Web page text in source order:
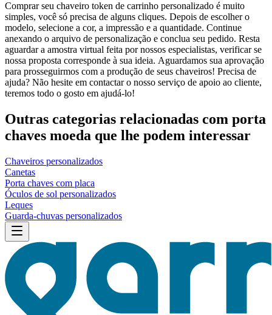
Comprar seu chaveiro token de carrinho personalizado é muito
simples, você só precisa de alguns cliques. Depois de escolher o
modelo, selecione a cor, a impressão e a quantidade. Continue
anexando o arquivo de personalização e conclua seu pedido. Resta
aguardar a amostra virtual feita por nossos especialistas, verificar se
nossa proposta corresponde à sua ideia. Aguardamos sua aprovação
para prosseguirmos com a produção de seus chaveiros! Precisa de
ajuda? Não hesite em contactar o nosso serviço de apoio ao cliente,
teremos todo o gosto em ajudá-lo!
Outras categorias relacionadas com porta
chaves moeda que lhe podem interessar
Chaveiros personalizados
Canetas
Porta chaves com placa
Óculos de sol personalizados
Leques
Guarda-chuvas personalizados